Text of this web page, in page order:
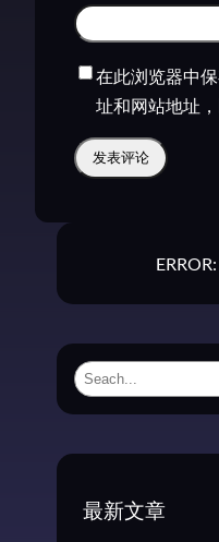
在此浏览器中
址和网站地址
S
最新文章